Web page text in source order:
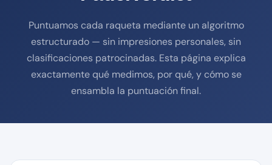
Puntuamos cada raqueta mediante un algoritmo
estructurado — sin impresiones personales, sin
clasificaciones patrocinadas. Esta página explica
exactamente qué medimos, por qué, y cómo se
ensambla la puntuación final.